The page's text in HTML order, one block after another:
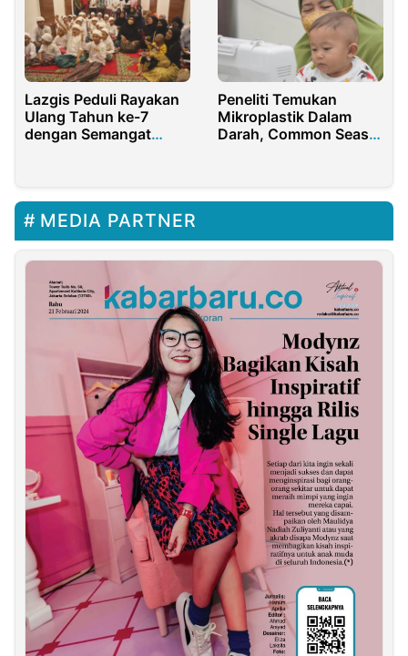
Lazgis Peduli Rayakan
Ulang Tahun ke-7
dengan Semangat
Peneliti Temukan
Mikroplastik Dalam
Darah, Common Seas
MEDIA PARTNER